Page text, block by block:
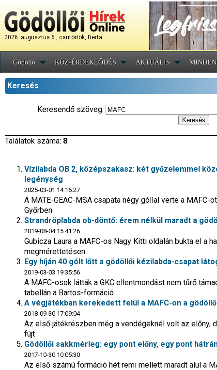
2026. augusztus 6., csütörtök, Berta
Gödöllő KÖZ-ÉRDEKLŐDÉS AKTUÁLIS
Keresés
Keresendő szöveg:
Találatok száma: 8
Vízilabda OB 2, középszakasz: két győzelemmel
legénység
2025-03-01 14:16:27
A MATE-GEAC-MSA csapata négy góllal verte a MAFC-
Győrben
Strandröplabda ob-döntő: érem nélkül maradt a
2019-08-04 15:41:26
Gubicza Laura a MAFC-os Nagy Kitti oldalán bukta el a
megmérettetésen
Egy híján 40 gólt lőtt a gödöllői kézilabda-csapat
2019-03-03 19:35:56
A MAFC-osok látták a GKC ellentmondást nem tűrő
tabellán a Bartos-formáció
A végjátékban kerekedett felül a MAFC-on a
2018-09-30 17:09:04
Az első játékrészben még a vendégeknél volt az előny,
fújt
Gödöllői sakkmérleg: egy pont előny, egy pont
2017-10-30 10:05:30
Az első számú formáció hét remi mellett maradt alul a